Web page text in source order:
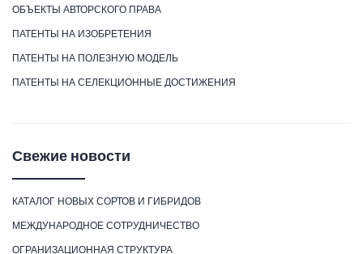
ОБЪЕКТЫ АВТОРСКОГО ПРАВА
ПАТЕНТЫ НА ИЗОБРЕТЕНИЯ
ПАТЕНТЫ НА ПОЛЕЗНУЮ МОДЕЛЬ
ПАТЕНТЫ НА СЕЛЕКЦИОННЫЕ ДОСТИЖЕНИЯ
Свежие новости
КАТАЛОГ НОВЫХ СОРТОВ И ГИБРИДОВ
МЕЖДУНАРОДНОЕ СОТРУДНИЧЕСТВО
ОГРАНИЗАЦИОННАЯ СТРУКТУРА